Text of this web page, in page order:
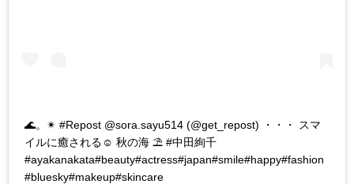
🌊。✴︎ #Repost @sora.sayu514 (@get_repost) ・・・ スマ
イルに癒される☺️ 秋の海 ⛱ #中田絢千
#ayakanakata#beauty#actress#japan#smile#happy#fashion
#bluesky#makeup#skincare